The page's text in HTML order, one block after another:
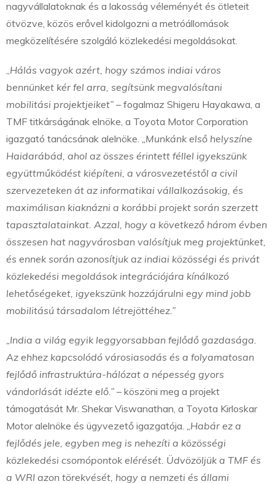
nagyvállalatoknak és a lakosság véleményét és ötleteit
ötvözve, közös erővel kidolgozni a metróállomások
megközelítésére szolgáló közlekedési megoldásokat.
Hálás vagyok azért, hogy számos indiai város
bennünket kér fel arra, segítsünk megvalósítani
mobilitási projektjeiket” – fogalmaz Shigeru Hayakawa, a
TMF titkárságának elnöke, a Toyota Motor Corporation
igazgató tanácsának alelnöke.
„Munkánk első helyszíne
Haidarábád, ahol az összes érintett féllel igyekszünk
együttműködést kiépíteni, a városvezetéstől a civil
szervezeteken át az informatikai vállalkozásokig, és
maximálisan kiaknázni a korábbi projekt során szerzett
tapasztalatainkat. Azzal, hogy a következő három évben
összesen hat nagyvárosban valósítjuk meg projektünket,
és ennek során azonosítjuk az indiai közösségi és privát
közlekedési megoldások integrációjára kínálkozó
lehetőségeket, igyekszünk hozzájárulni egy mind jobb
mobilitású társadalom létrejöttéhez.”
„India a világ egyik leggyorsabban fejlődő gazdasága.
Az ehhez kapcsolódó városiasodás és a folyamatosan
fejlődő infrastruktúra-hálózat a népesség gyors
vándorlását idézte elő.” – köszöni meg a projekt
támogatását Mr. Shekar Viswanathan, a Toyota Kirloskar
Motor alelnöke és ügyvezető igazgatója.
„Habár ez a
fejlődés jele, egyben meg is nehezíti a közösségi
közlekedési csomópontok elérését. Üdvözöljük a TMF és
a WRI azon törekvését, hogy a nemzeti és állami